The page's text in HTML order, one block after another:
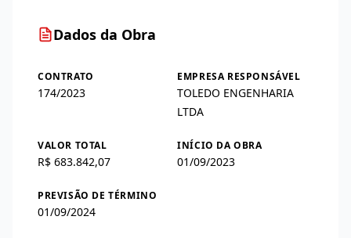
Dados da Obra
CONTRATO
174/2023
EMPRESA RESPONSÁVEL
TOLEDO ENGENHARIA
LTDA
VALOR TOTAL
R$ 683.842,07
INÍCIO DA OBRA
01/09/2023
PREVISÃO DE TÉRMINO
01/09/2024